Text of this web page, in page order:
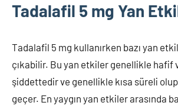
Tadalafil 5 mg Yan
Tadalafil 5 mg kullanırken bazı yan
çıkabilir. Bu yan etkiler genellikle hafif
şiddettedir ve genellikle kısa süreli
geçer. En yaygın yan etkiler arasında